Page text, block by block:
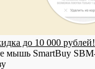
до 10 000 рублей!